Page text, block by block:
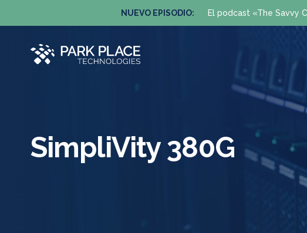
NUEVO EPISODIO: El podcast «The Savvy
SimpliVity 380G